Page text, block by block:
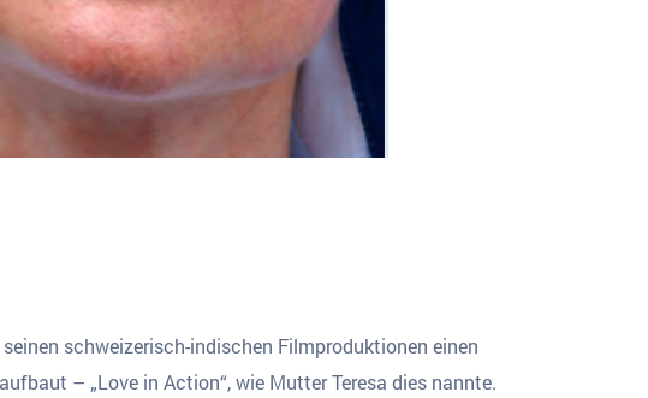
schweizerisch-indischen Filmproduktionen einen
– „Love in Action“, wie Mutter Teresa dies nannte.